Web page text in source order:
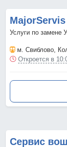
MajorServis
Услуги по замене
м. Свиблово,
Откроется в
Сервис